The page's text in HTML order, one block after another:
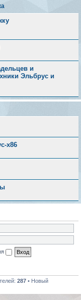
и
Эльбрус и
x86
287 • Новый